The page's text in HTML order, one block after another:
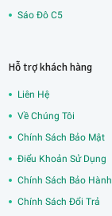
Sáo Đô C5
Hỗ trợ khách hàng
Liên Hệ
Về Chúng Tôi
Chính Sách Bảo Mật
Điểu Khoản Sử Dụng
Chính Sách Bảo Hành
Chính Sách Đổi Trả